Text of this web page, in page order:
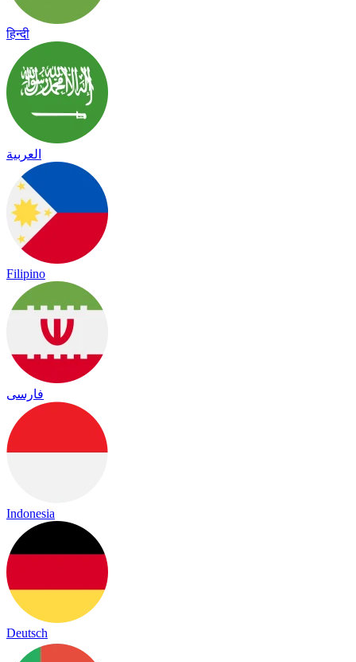
हिन्दी
العربية
Filipino
فارسی
Indonesia
Deutsch